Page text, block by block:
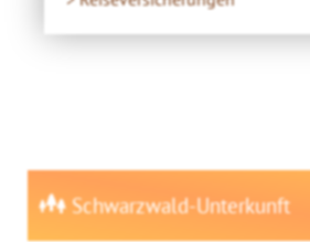
Schwarzwald-Unterkunft